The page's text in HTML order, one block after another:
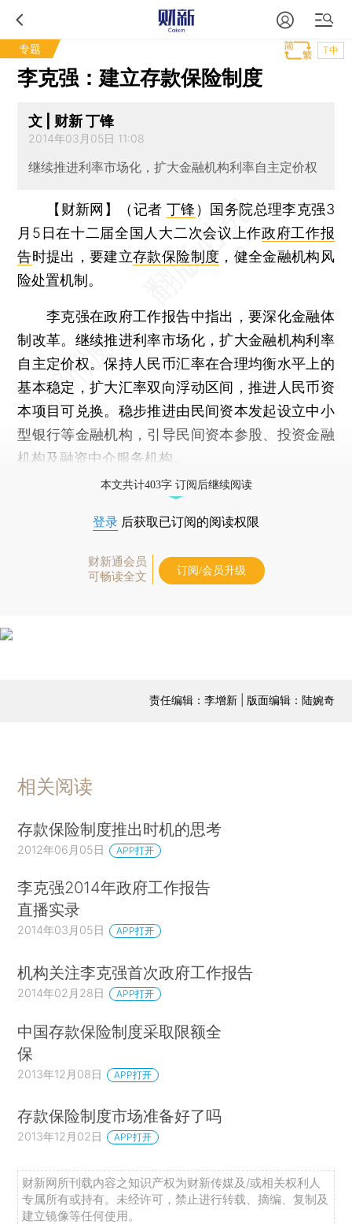
专题 T中
李克强：建立存款保险制度
文 | 财新 丁锋
2014年03月05日 11:08
继续推进利率市场化，扩大金融机构利率自主定价权
【财新网】（记者丁锋 ） 国务院总理李克强3
月5日在十二届全国人大二次会议上作政府工作报
告时提出，要建立存款保险制度 ，健全金融机构风
险处置机制。
李克强在政府工作报告中指出，要深化金融体
制改革。继续推进利率市场化，扩大金融机构利率
自主定价权。保持人民币汇率在合理均衡水平上的
基本稳定，扩大汇率双向浮动区间，推进人民币资
本项目可兑换。稳步推进由民间资本发起设立中小
型银行等金融机构，引导民间资本参股、投资金融
机构及融资中介服务机构。
本文共计403字 订阅后继续阅读
登录 后获取已订阅的阅读权限
财新通会员
可畅读全文
订阅/会员升级
责任编辑：李增新 | 版面编辑：陆婉奇
相关阅读
存款保险制度推出时机的思考
2012年06月05日 APP打开
李克强2014年政府工作报告
直播实录
2014年03月05日 APP打开
机构关注李克强首次政府工作报告
2014年02月28日 APP打开
中国存款保险制度采取限额全
保
2013年12月08日 APP打开
存款保险制度市场准备好了吗
2013年12月02日 APP打开
财新网所刊载内容之知识产权为财新传媒及/或相关权利人
专属所有或持有。未经许可，禁止进行转载、摘编、复制及
建立镜像等任何使用。